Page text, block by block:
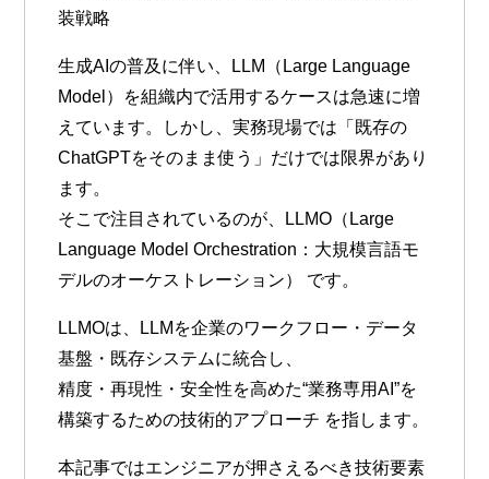
装戦略
生成AIの普及に伴い、LLM（Large Language
Model）を組織内で活用するケースは急速に増
えています。しかし、実務現場では「既存の
ChatGPTをそのまま使う」だけでは限界があり
ます。
そこで注目されているのが、
LLMO（Large
Language Model Orchestration：大規模言語モ
デルのオーケストレーション）
です。
LLMOは、LLMを企業のワークフロー・データ
基盤・既存システムに統合し、
精度・再現性・安全性を高めた“業務専用AI”を
構築するための技術的アプローチ を指します。
本記事ではエンジニアが押さえるべき技術要素